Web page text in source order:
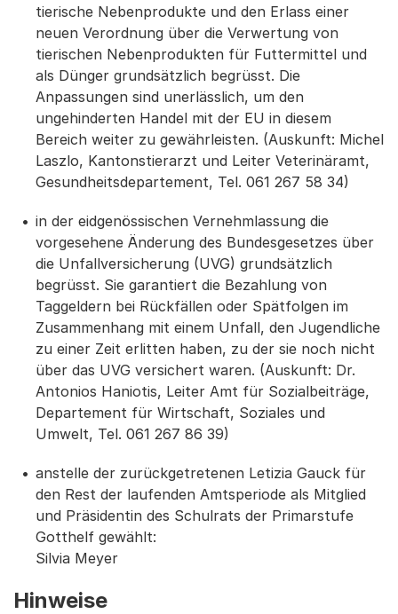
tierische Nebenprodukte und den Erlass einer
neuen Verordnung über die Verwertung von
tierischen Nebenprodukten für Futtermittel und
als Dünger grundsätzlich begrüsst. Die
Anpassungen sind unerlässlich, um den
ungehinderten Handel mit der EU in diesem
Bereich weiter zu gewährleisten. (Auskunft: Michel
Laszlo, Kantonstierarzt und Leiter Veterinäramt,
Gesundheitsdepartement, Tel. 061 267 58 34)
in der eidgenössischen Vernehmlassung die
vorgesehene Änderung des Bundesgesetzes über
die Unfallversicherung (UVG) grundsätzlich
begrüsst. Sie garantiert die Bezahlung von
Taggeldern bei Rückfällen oder Spätfolgen im
Zusammenhang mit einem Unfall, den Jugendliche
zu einer Zeit erlitten haben, zu der sie noch nicht
über das UVG versichert waren. (Auskunft: Dr.
Antonios Haniotis, Leiter Amt für Sozialbeiträge,
Departement für Wirtschaft, Soziales und
Umwelt, Tel. 061 267 86 39)
anstelle der zurückgetretenen Letizia Gauck für
den Rest der laufenden Amtsperiode als Mitglied
und Präsidentin des Schulrats der Primarstufe
Gotthelf gewählt:
Silvia Meyer
Hinweise